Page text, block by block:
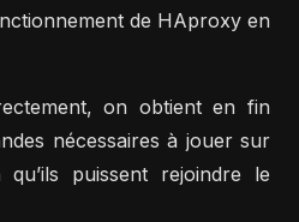
de HAproxy en
on obtient en fin
nécessaires à jouer sur
puissent rejoindre le